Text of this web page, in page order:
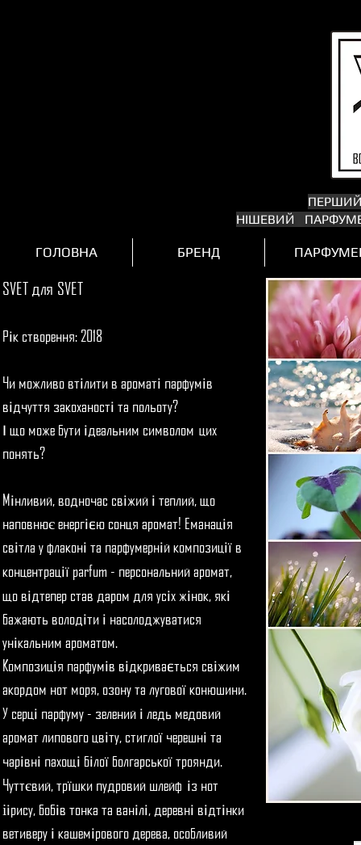
НІШЕВИЙ
ГОЛОВНА БРЕНД
SVET для SVET
Рік створення: 2018
Чи можливо втілити в ароматі парфумів
відчуття закоханості та польоту?
І що може бути ідеальним символом цих
понять?
Мінливий, водночас свіжий і теплий, що
наповнює енергією сонця аромат! Еманація
світла у флаконі та парфумерній композиції в
концентрації parfum - персональний аромат,
що відтепер став даром для усіх жінок, які
бажають володіти і насолоджуватися
унікальним ароматом.
Композиція парфумів відкривається свіжим
акордом нот моря, озону та лугової конюшини.
У серці парфуму - зелений і ледь медовий
аромат липового цвіту, стиглої черешні та
чарівні пахощі білої болгарської троянди.
Чуттєвий, трїшки пудровий шлейф із нот
іірису, бобів тонка та ванілі, деревні відтінки
ветиверу і кашемірового дерева, особливий